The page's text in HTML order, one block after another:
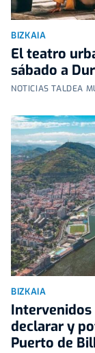
BIZKAIA
El teatro
sábado a
NOTICIAS TALDEA
BIZKAIA
Intervenidos
declarar y
Puerto de